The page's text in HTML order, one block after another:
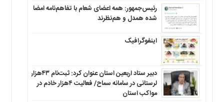
رئیس‌جمهور: همه اعضای شعام با تفاهم‌نامه امضا
شده همدل و هم‌نظرند
اینفوگرافیک
دبیر ستاد اربعین استان عنوان کرد: ثبت‌نام ۴۳هزار
لرستانی در سامانه سماح/ فعالیت ۴هزار خادم در
مواکب استان